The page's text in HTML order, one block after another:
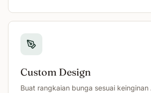
Custom Design
Buat rangkaian bunga sesuai